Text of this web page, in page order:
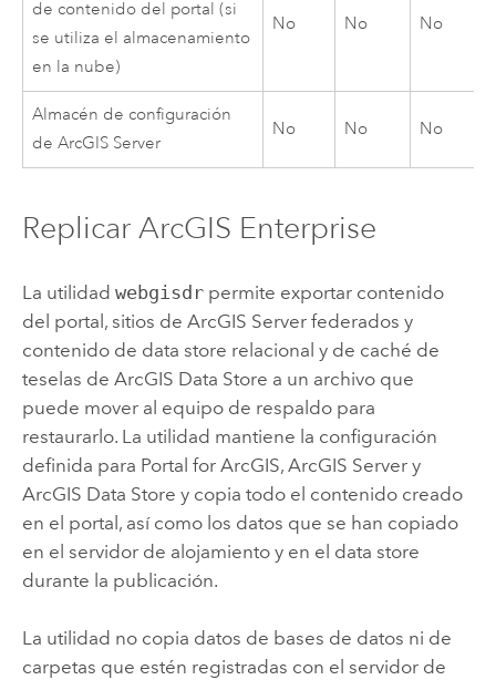
de contenido del portal (si
se utiliza el almacenamiento
en la nube)
No No No
Almacén de configuración
deArcGIS Server
No No No
Replicar ArcGIS Enterprise
La utilidad webgisdrpermite exportar contenido
del portal, sitios de ArcGIS Serverfederados y
contenido de data store relacional y de caché de
teselas de ArcGIS Data Store a un archivo que
puede mover al equipo de respaldo para
restaurarlo. La utilidad mantiene la configuración
definida para Portal for ArcGIS, ArcGIS Servery
ArcGIS Data Store y copia todo el contenido creado
en el portal, así como los datos que se han copiado
en el servidor de alojamiento y en el data store
durante la publicación.
La utilidad no copia datos de bases de datos ni de
carpetas que estén registradas con el servidor de